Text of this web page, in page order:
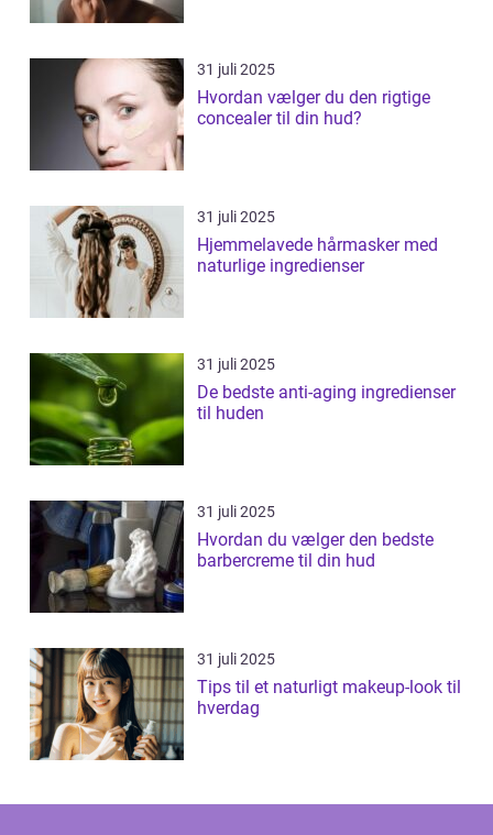
31 juli 2025
Hvordan vælger du den rigtige
concealer til din hud?
31 juli 2025
Hjemmelavede hårmasker med
naturlige ingredienser
31 juli 2025
De bedste anti-aging ingredienser
til huden
31 juli 2025
Hvordan du vælger den bedste
barbercreme til din hud
31 juli 2025
Tips til et naturligt makeup-look til
hverdag